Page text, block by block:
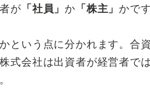
が 「社員」 か 「株主」 かです
という点に分かれます。合
式会社は出資者が経営者で